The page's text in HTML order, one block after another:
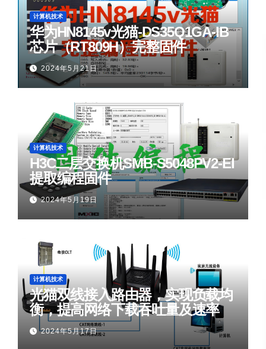
计算机技术
华为HN8145v光猫-DS35Q1GA-IB
芯片（RT809H）完整固件
2024年5月21日
计算机技术
H3C二层交换机SMB-S5048PV2-EI
提取编程固件
2024年5月19日
计算机技术
光猫双线接入路由器，实现负载均
衡，提高网络下载吞吐量及速率
2024年5月17日